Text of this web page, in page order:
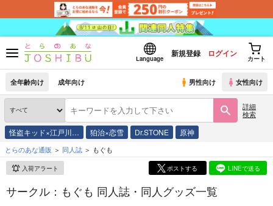
Language
新規登録 ログイン
カート
全年齢向け 成年向け 男性向け 女性向け
詳細
検索
怪盗キッド×江戸川… 狛治×恋雪 Dr.STONE 原神
とらのあな通販 同人誌 もぐも
入荷アラート ポストする LINEで送る
サークル：もぐも 同人誌・同人グッズ一覧